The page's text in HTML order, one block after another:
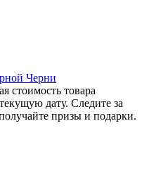
стоимость товара
дату. Следите за
призы и подарки.